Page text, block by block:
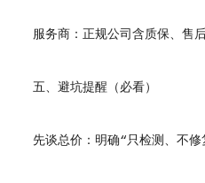
服务商：正规公司含质保、售后
五、避坑提醒（必看）
先谈总价：明确“只检测、不修